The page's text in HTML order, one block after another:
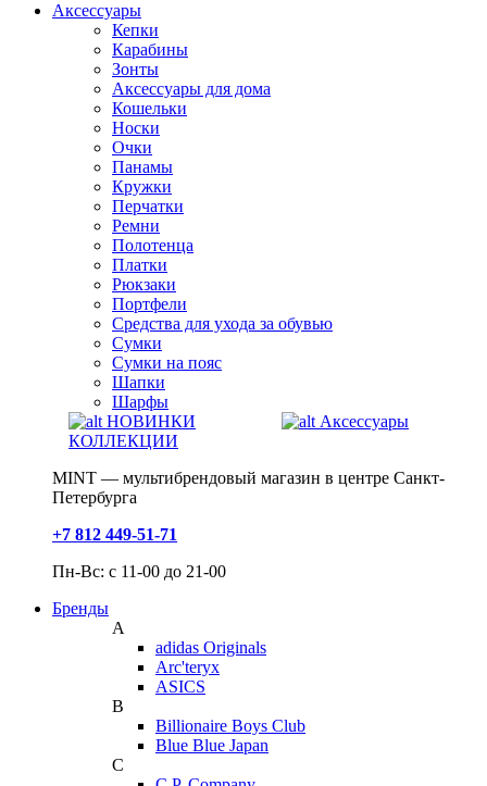
Аксессуары
Кепки
Карабины
Зонты
Аксессуары для дома
Кошельки
Носки
Очки
Панамы
Кружки
Перчатки
Ремни
Полотенца
Платки
Рюкзаки
Портфели
Средства для ухода за обувью
Сумки
Сумки на пояс
Шапки
Шарфы
НОВИНКИ
КОЛЛЕКЦИИ
Аксессуары
MINT — мультибрендовый магазин в центре Санкт-
Петербурга
+7 812 449-51-71
Пн-Вс: с 11-00 до 21-00
Бренды
A
adidas Originals
Arc'teryx
ASICS
B
Billionaire Boys Club
Blue Blue Japan
C